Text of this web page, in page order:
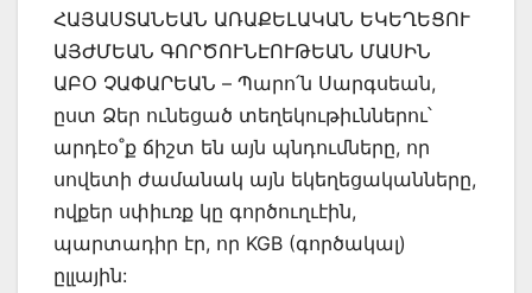
ՀԱՅԱՍՏԱՆԵԱՆ ԱՌԱՔԵԼԱԿԱՆ ԵԿԵՂԵՑՈՒ
ԱՅԺՄԵԱՆ ԳՈՐԾՈՒՆԷՈՒԹԵԱՆ ՄԱՍԻՆ
ԱԲՕ ՉԱՓԱՐԵԱՆ – Պարո՛ն Սարգսեան,
ըստ Ձեր ունեցած տեղեկութիւններու՝
արդէօ˚ք ճիշտ են այն պնդումները, որ
սովետի ժամանակ այն եկեղեցականները,
ովքեր սփիւռք կը գործուղւէին,
պարտադիր էր, որ KGB (գործակալ)
ըլլային: